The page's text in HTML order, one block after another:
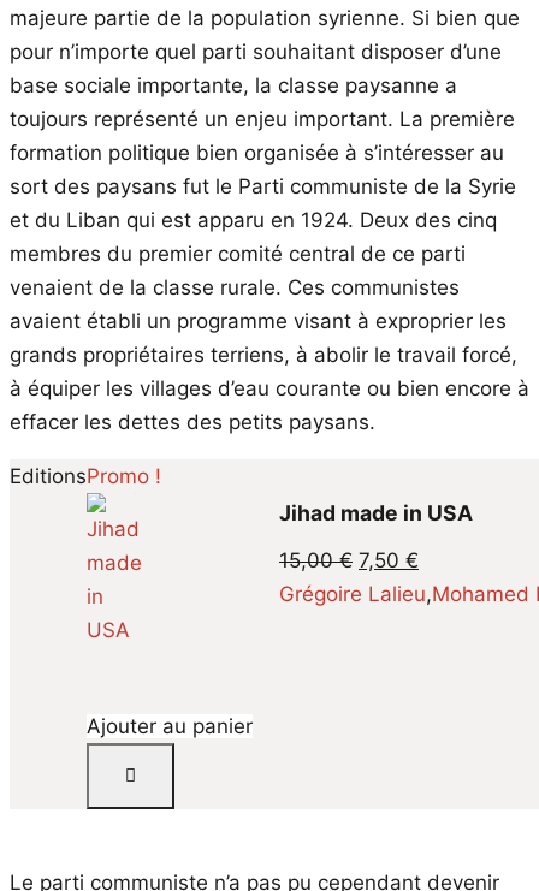
majeure partie de la population syrienne. Si bien que
pour n’importe quel parti souhaitant disposer d’une
base sociale importante, la classe paysanne a
toujours représenté un enjeu important. La première
formation politique bien organisée à s’intéresser au
sort des paysans fut le Parti communiste de la Syrie
et du Liban qui est apparu en 1924. Deux des cinq
membres du premier comité central de ce parti
venaient de la classe rurale. Ces communistes
avaient établi un programme visant à exproprier les
grands propriétaires terriens, à abolir le travail forcé,
à équiper les villages d’eau courante ou bien encore à
effacer les dettes des petits paysans.
Promo !
Ajouter au panier
Jihad made in USA
15,00€ Le
prix
7,50 €
prix
Grégoire Lalieu,Mohamed
Le parti communiste n’a pas pu cependant devenir